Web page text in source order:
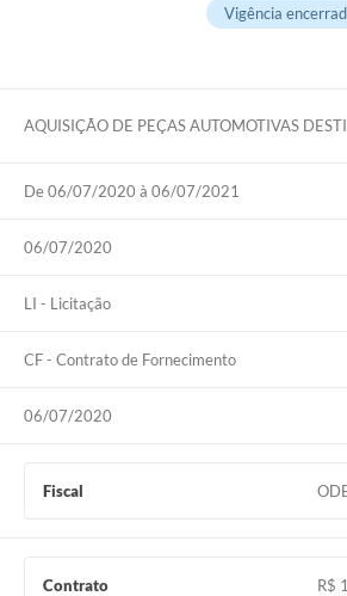
Vigência
AQUISIÇÃO DE PEÇAS AUTOMOTIVAS
De 06/07/2020 à 06/07/2021
06/07/2020
LI - Licitação
CF - Contrato de Fornecimento
06/07/2020
Fiscal
Contrato
R$